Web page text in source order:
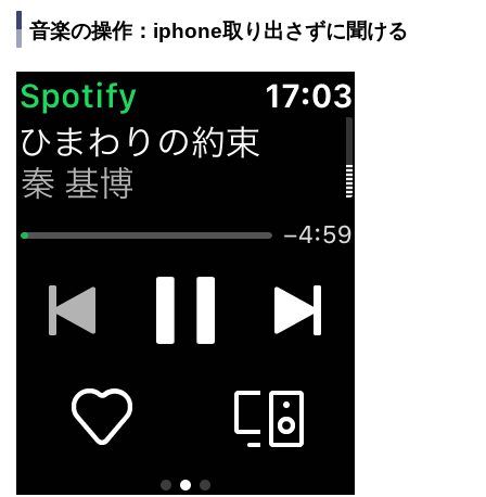
音楽の操作：iphone取り出さずに聞ける